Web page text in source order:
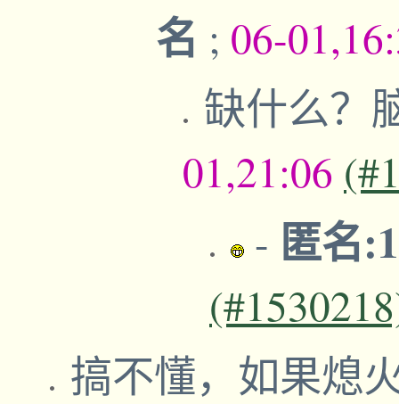
名 ; 06-
缺什么？
01,21:06
- 匿名
搞不懂，如果熄